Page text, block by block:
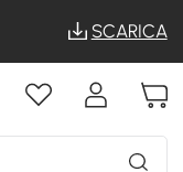
SCARICA